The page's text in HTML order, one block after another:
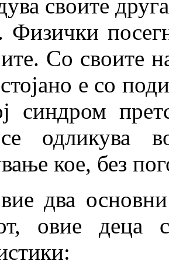
своите
Физички
Со своите
е со
синдром
одликува
кое, без
два
овие деца